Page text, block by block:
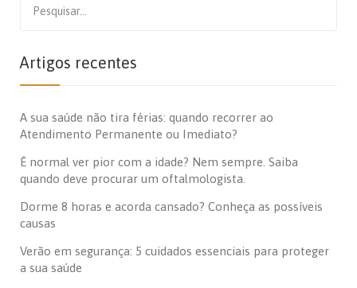
for:
Artigos recentes
A sua saúde não tira férias: quando recorrer ao
Atendimento Permanente ou Imediato?
É normal ver pior com a idade? Nem sempre. Saiba
quando deve procurar um oftalmologista.
Dorme 8 horas e acorda cansado? Conheça as possíveis
causas
Verão em segurança: 5 cuidados essenciais para proteger
a sua saúde